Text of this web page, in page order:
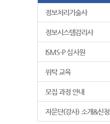
정보처리기술사
정보시스템감리사
ISMS-P 심사원
위탁 교육
모집 과정 안내
자문단(강사) 소개&신청